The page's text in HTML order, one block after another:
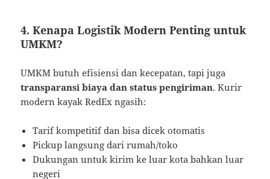
4. Kenapa Logistik Modern Penting untuk
UMKM?
UMKM butuh efisiensi dan kecepatan, tapi juga
transparansi biaya dan status pengiriman. Kurir
modern kayak RedEx ngasih:
Tarif kompetitif dan bisa dicek otomatis
Pickup langsung dari rumah/toko
Dukungan untuk kirim ke luar kota bahkan luar
negeri